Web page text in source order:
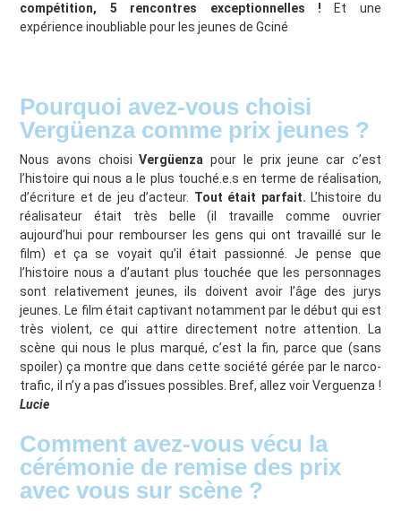
compétition, 5 rencontres exceptionnelles ! Et une
expérience inoubliable pour les jeunes de Gciné
Pourquoi avez-vous choisi
Vergüenza comme prix jeunes ?
Nous avons choisiVergüenza pour le prix jeune car c’est
l’histoire qui nous a le plus touché.e.s en terme de réalisation,
d’écriture et de jeu d’acteur. Tout était parfait. L’histoire du
réalisateur était très belle (il travaille comme ouvrier
aujourd’hui pour rembourser les gens qui ont travaillé sur le
film) et ça se voyait qu’il était passionné. Je pense que
l’histoire nous a d’autant plus touchée que les personnages
sont relativement jeunes, ils doivent avoir l’âge des jurys
jeunes. Le film était captivant notamment par le début qui est
très violent, ce qui attire directement notre attention. La
scène qui nous le plus marqué, c’est la fin, parce que (sans
spoiler) ça montre que dans cette société gérée par le narco-
trafic, il n’y a pas d’issues possibles. Bref, allez voir Verguenza !
Lucie
⁠Comment avez-vous vécu la
cérémonie de remise des prix
avec vous sur scène ?